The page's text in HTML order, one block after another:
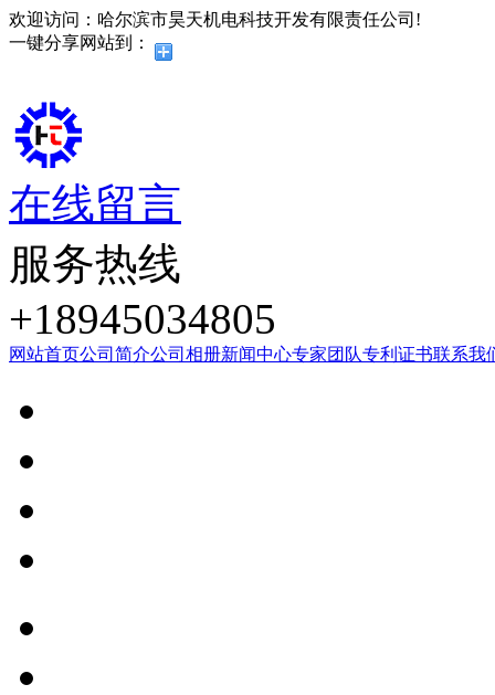
欢迎访问：哈尔滨市昊天机电科技开发有限责任公司!
一键分享网站到：
在线留言
服务热线
+18945034805
网站首页公司简介公司相册新闻中心专家团队专利证书联系我